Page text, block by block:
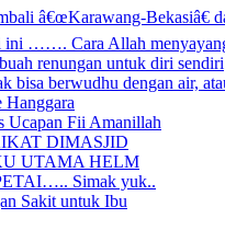
â€œKarawang-Bekasiâ€
ini ……. Cara Allah
renungan untuk diri sendiri
bisa berwudhu dengan air,
Ucapan Fii Amanillah
DIMASJID
UTAMA HELM
Simak yuk..
Sakit untuk Ibu